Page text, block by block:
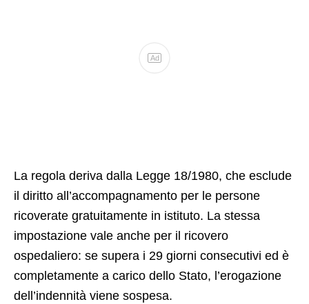
Ad
La regola deriva dalla Legge 18/1980, che esclude
il diritto all’accompagnamento per le persone
ricoverate gratuitamente in istituto. La stessa
impostazione vale anche per il ricovero
ospedaliero: se supera i 29 giorni consecutivi ed è
completamente a carico dello Stato, l’erogazione
dell’indennità viene sospesa.